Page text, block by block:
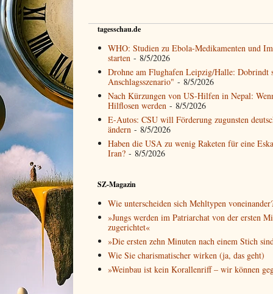
tagesschau.de
WHO: Studien zu Ebola-Medikamenten und
starten - 8/5/2026
Drohne am Flughafen Leipzig/Halle: Dobrindt
Anschlagsszenario" - 8/5/2026
Nach Kürzungen von US-Hilfen in Nepal:
Hilflosen werden - 8/5/2026
E-Autos: CSU will Förderung zugunsten
ändern - 8/5/2026
Haben die USA zu wenig Raketen für eine
Iran? - 8/5/2026
SZ-Magazin
Wie unterscheiden sich Mehltypen
»Jungs werden im Patriarchat von der ersten
zugerichtet«
»Die ersten zehn Minuten nach einem Stich
Wie Sie charismatischer wirken (ja, das geht)
»Weinbau ist kein Korallenriff – wir können